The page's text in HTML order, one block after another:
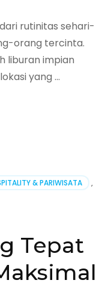
rutinitas sehari-
orang tercinta.
liburan impian
yang …
& PARIWISATA
,
Tepat